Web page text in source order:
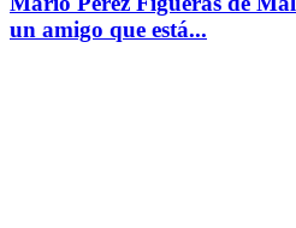
un amigo que está...